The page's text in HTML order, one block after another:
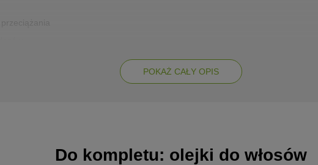
i pochodną oleju kokosowego, a także naturalny olej babassu oraz z nasion
POKAŻ CAŁY OPIS
Do kompletu: olejki do włosów